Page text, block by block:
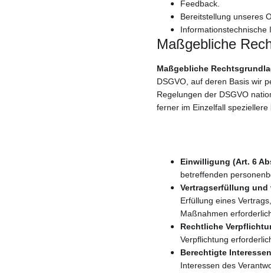
Feedback.
Bereitstellung unseres
Informationstechnische
Maßgebliche
Maßgebliche
DSGVO, auf deren Basis wir
Regelungen der DSGVO
ferner im Einzelfall
Einwilligung (Art. 6
betreffenden
Vertragserfüllung und
Erfüllung eines
Maßnahmen
Rechtliche
Verpflichtung
Berechtigte
Interessen des